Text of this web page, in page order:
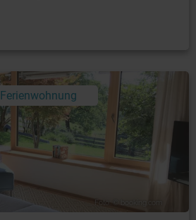
Ferienwohnung
Foto: © booking.com